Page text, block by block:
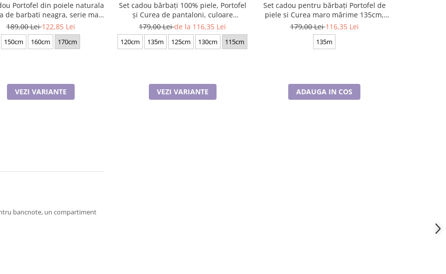
Portofel din poiele naturala
de barbati neagra, serie mare
battal, A702-4.M_1123
189,00 Lei122,85 Lei
150cm 160cm 170cm
VEZI VARIANTE
Set cadou bărbați 100% piele, Portofel
și Curea de pantaloni, culoare
bleomarin cu striatii, F-2106-4
179,00 Leide la 116,35 Lei
120cm 135m 125cm 130cm 115cm
VEZI VARIANTE
Set cadou pentru bărbați Portofel de
piele si Curea maro mărime 135cm,
maro Coffee, DW15040
179,00 Lei116,35 Lei
135m
ADAUGA IN COS
bancnote, un compartiment